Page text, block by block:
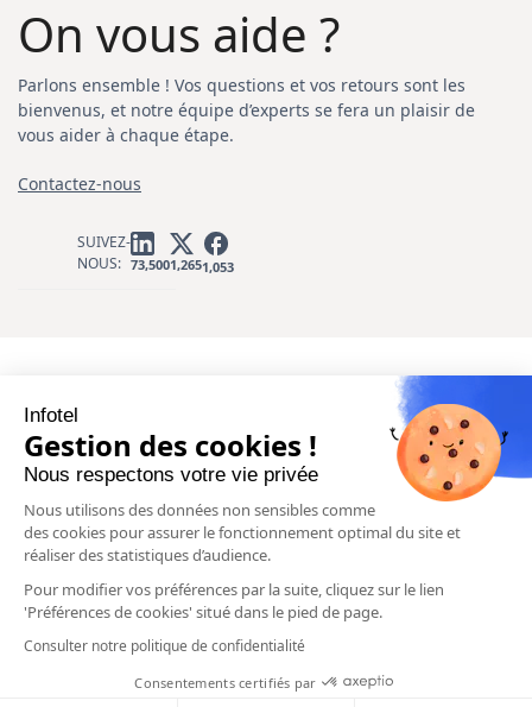
On vous aide ?
Parlons ensemble ! Vos questions et vos retours sont les
bienvenus, et notre équipe d’experts se fera un plaisir de
vous aider à chaque étape.
Contactez-nous
SUIVEZ-
NOUS: 73,5001,2651,053
Infotel
Gestion des cookies !
Nous respectons votre vie privée
Nous utilisons des données non sensibles comme
des cookies pour assurer le fonctionnement optimal du site et
réaliser des statistiques d’audience.
Pour modifier vos préférences par la suite, cliquez sur le lien
'Préférences de cookies' situé dans le pied de page.
Consulter notre politique de confidentialité
Consentements certifiés par